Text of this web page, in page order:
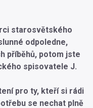
starosvětského
odpoledne,
příběhů, potom jste
spisovatele J.
pro ty, kteří si rádi
se nechat plně